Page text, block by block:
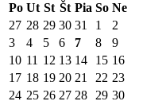
Po Ut St Št Pia So Ne
27 28 29 30 31 1
2
3
4 5 6 7 8
9
10 11 12 13 14 15 16
17 18 19 20 21 22 23
24 25 26 27 28 29 30